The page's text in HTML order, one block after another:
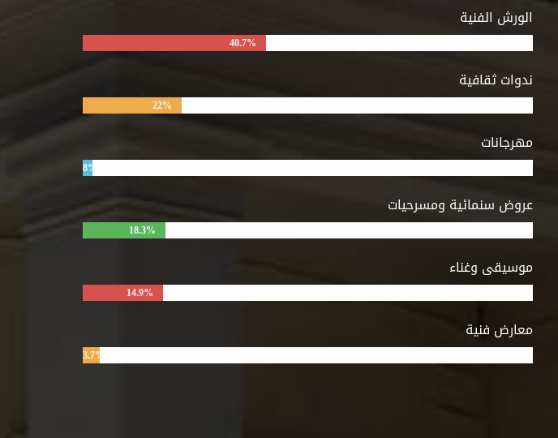
الورش الفنية
40.7%
ندوات ثقافية
22%
مهرجانات
8%
عروض سنمائية ومسرحيات
18.3%
موسيقى وغناء
14.9%
معارض فنية
3.7%